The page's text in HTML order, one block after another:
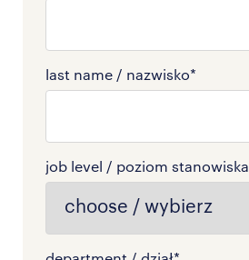
last name / nazwisko*
job level / poziom stanowiska